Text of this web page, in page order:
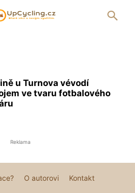
u Turnova vévodí
ve tvaru fotbalového
Reklama
O autorovi Kontakt